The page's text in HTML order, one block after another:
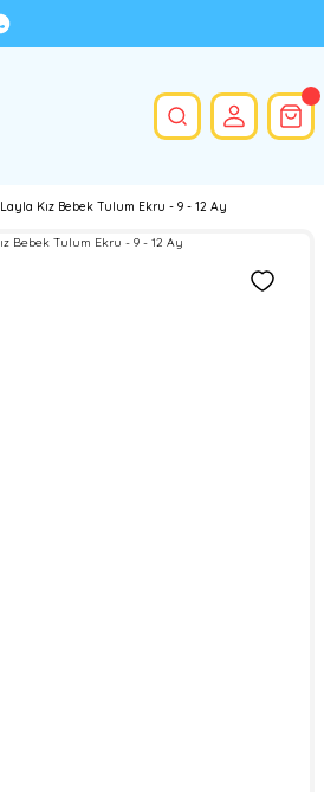
Layla Kız Bebek Tulum Ekru - 9 - 12 Ay